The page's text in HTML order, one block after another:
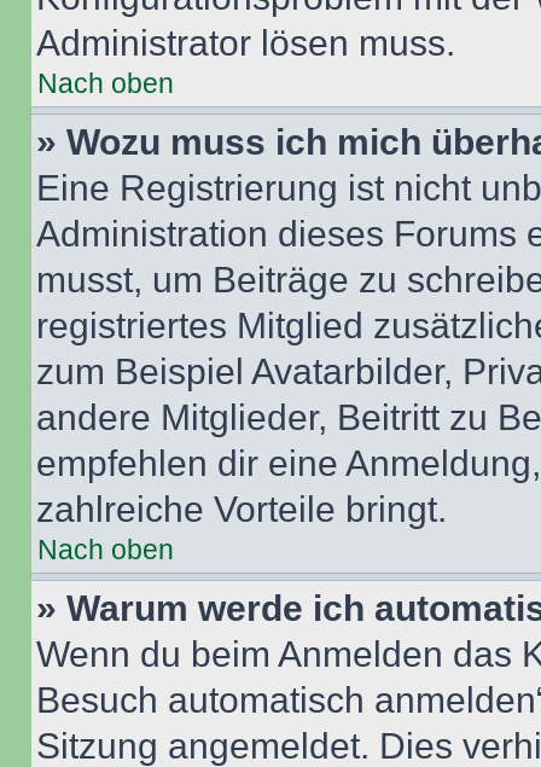
Administrator lösen muss.
Nach oben
» Wozu muss ich mich
Eine Registrierung ist nicht
Administration dieses Forums
musst, um Beiträge zu
registriertes Mitglied
zum Beispiel Avatarbilder,
andere Mitglieder, Beitritt zu
empfehlen dir eine
zahlreiche Vorteile bringt.
Nach oben
» Warum werde ich
Wenn du beim Anmelden das
Besuch automatisch
Sitzung angemeldet. Dies